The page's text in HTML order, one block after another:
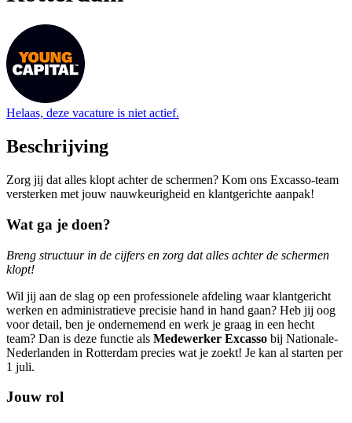
Helaas, deze vacature is niet actief.
Beschrijving
Zorg jij dat alles klopt achter de schermen? Kom ons Excasso-team
versterken met jouw nauwkeurigheid en klantgerichte aanpak!
Wat ga je doen?
Breng structuur in de cijfers en zorg dat alles achter de schermen
klopt!
Wil jij aan de slag op een professionele afdeling waar klantgericht
werken en administratieve precisie hand in hand gaan? Heb jij oog
voor detail, ben je ondernemend en werk je graag in een hecht
team? Dan is deze functie als Medewerker Excasso bij Nationale-
Nederlanden in Rotterdam precies wat je zoekt! Je kan al starten per
1 juli.
Jouw rol